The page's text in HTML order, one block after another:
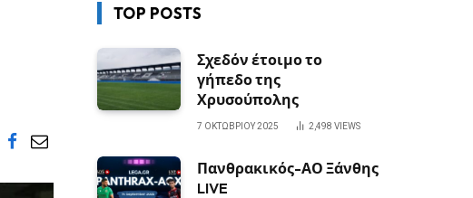
TOP POSTS
Σχεδόν έτοιμο το
γήπεδο της
Χρυσούπολης
7 ΟΚΤΩΒΡΊΟΥ 2025 2,498 VIEWS
Πανθρακικός-ΑΟ Ξάνθης
LIVE